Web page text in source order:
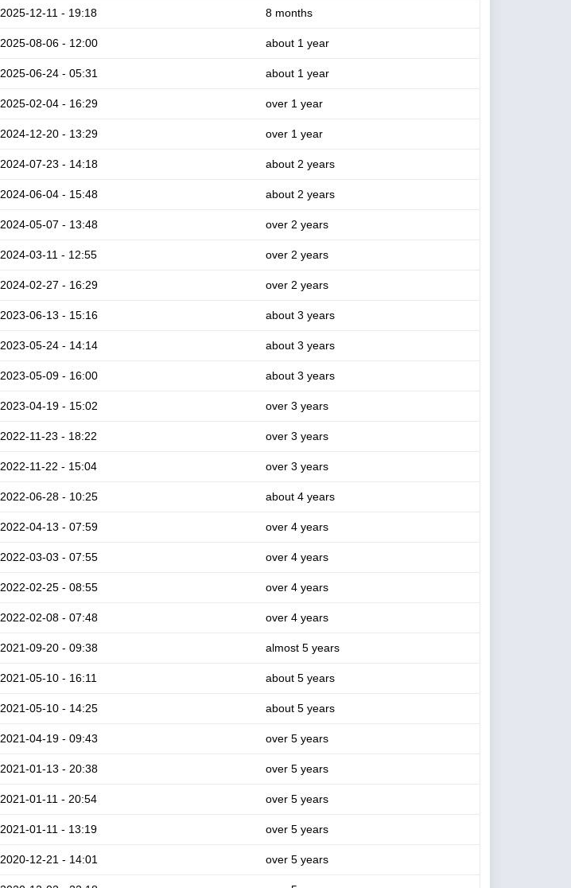
2025-12-11 - 19:18 8 months
2025-08-06 - 12:00 about 1 year
2025-06-24 - 05:31 about 1 year
2025-02-04 - 16:29 over 1 year
2024-12-20 - 13:29 over 1 year
2024-07-23 - 14:18 about 2 years
2024-06-04 - 15:48 about 2 years
2024-05-07 - 13:48 over 2 years
2024-03-11 - 12:55 over 2 years
2024-02-27 - 16:29 over 2 years
2023-06-13 - 15:16 about 3 years
2023-05-24 - 14:14 about 3 years
2023-05-09 - 16:00 about 3 years
2023-04-19 - 15:02 over 3 years
2022-11-23 - 18:22 over 3 years
2022-11-22 - 15:04 over 3 years
2022-06-28 - 10:25 about 4 years
2022-04-13 - 07:59 over 4 years
2022-03-03 - 07:55 over 4 years
2022-02-25 - 08:55 over 4 years
2022-02-08 - 07:48 over 4 years
2021-09-20 - 09:38 almost 5 years
2021-05-10 - 16:11 about 5 years
2021-05-10 - 14:25 about 5 years
2021-04-19 - 09:43 over 5 years
2021-01-13 - 20:38 over 5 years
2021-01-11 - 20:54 over 5 years
2021-01-11 - 13:19 over 5 years
2020-12-21 - 14:01 over 5 years